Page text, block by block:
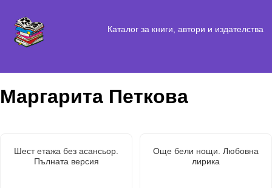
Каталог за книги, автори и издателства
Маргарита Петкова
Шест етажа без асансьор.
Пълната версия
Още бели нощи. Любовна
лирика